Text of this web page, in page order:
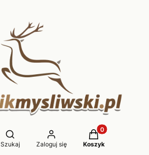
Otwórz wyszukiwarkę
Szukaj Zaloguj się
Produkty w
Koszyk